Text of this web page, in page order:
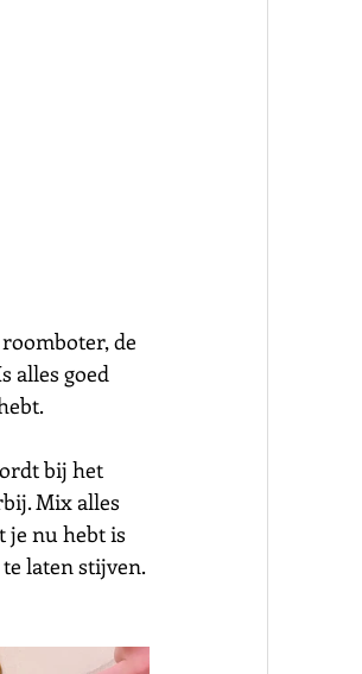
de
alles goed
bij het
Mix alles
je nu hebt is
laten stijven.